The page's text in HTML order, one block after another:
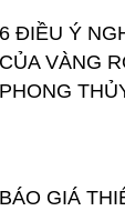
6 ĐIỀU Ý
CỦA VÀNG
PHONG
BÁO GIÁ